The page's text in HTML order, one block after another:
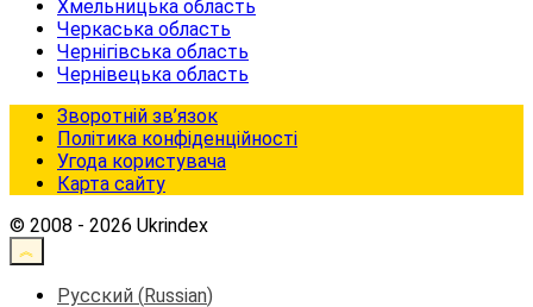
Хмельницька область
Черкаська область
Чернігівська область
Чернівецька область
Зворотній зв’язок
Політика конфіденційності
Угода користувача
Карта сайту
© 2008 - 2026 Ukrindex
Русский (Russian)